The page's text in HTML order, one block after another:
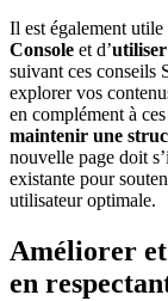
Il est également utile
Console et d’
suivant ces conseils
explorer vos
en complément à
maintenir une
nouvelle page doit
existante pour
utilisateur optimale.
Améliorer
en